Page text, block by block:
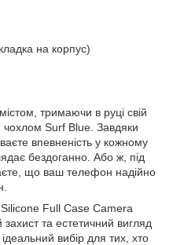
на корпус)
тримаючи в руці свій
Surf Blue. Завдяки
впевненість у кожному
бездоганно. Або ж, під
що ваш телефон надійно
Full Case Camera
та естетичний вигляд
вибір для тих, хто